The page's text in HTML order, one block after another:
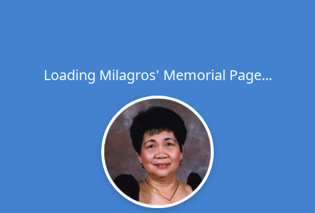
Loading Milagros' Memorial Page...